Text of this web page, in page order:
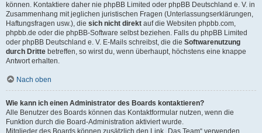
können. Kontaktiere daher nie phpBB Limited oder phpBB Deutschland e. V. in
Zusammenhang mit jeglichen juristischen Fragen (Unterlassungserklärungen,
Haftungsfragen usw.), die sich nicht direkt auf die Websiten phpbb.com,
phpbb.de oder die phpBB-Software selbst beziehen. Falls du phpBB Limited
oder phpBB Deutschland e. V. E-Mails schreibst, die die Softwarenutzung
durch Dritte betreffen, so wirst du, wenn überhaupt, höchstens eine knappe
Antwort erhalten.
Nach oben
Wie kann ich einen Administrator des Boards kontaktieren?
Alle Benutzer des Boards können das Kontaktformular nutzen, wenn die
Funktion durch die Board-Administration aktiviert wurde.
Mitglieder des Boards können zusätzlich den Link „Das Team“ verwenden.